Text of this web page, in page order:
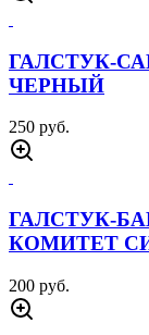
ГАЛСТУК-
ЧЕРНЫЙ
250 руб.
ГАЛСТУК-
КОМИТЕТ
200 руб.